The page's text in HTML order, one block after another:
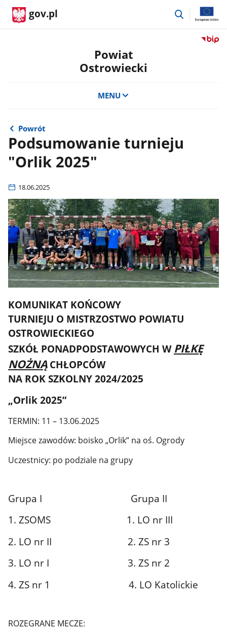
gov.pl
przejdź
Przejdź
Powiat
Ostrowiecki
MENU
Powrót
Podsumowanie turnieju
"Orlik 2025"
18.06.2025
KOMUNIKAT KOŃCOWY
TURNIEJU O MISTRZOSTWO POWIATU
OSTROWIECKIEGO
SZKÓŁ PONADPODSTAWOWYCH W PIŁKĘ
NOŻNĄ CHŁOPCÓW
NA ROK SZKOLNY 2024/2025
„Orlik 2025”
TERMIN: 11 – 13.06.2025
Miejsce zawodów: boisko „Orlik” na oś. Ogrody
Uczestnicy: po podziale na grupy
Grupa I Grupa II
1. ZSOMS 1. LO nr III
2. LO nr II 2. ZS nr 3
3. LO nr I 3. ZS nr 2
4. ZS nr 1 4. LO Katolickie
ROZEGRANE MECZE: